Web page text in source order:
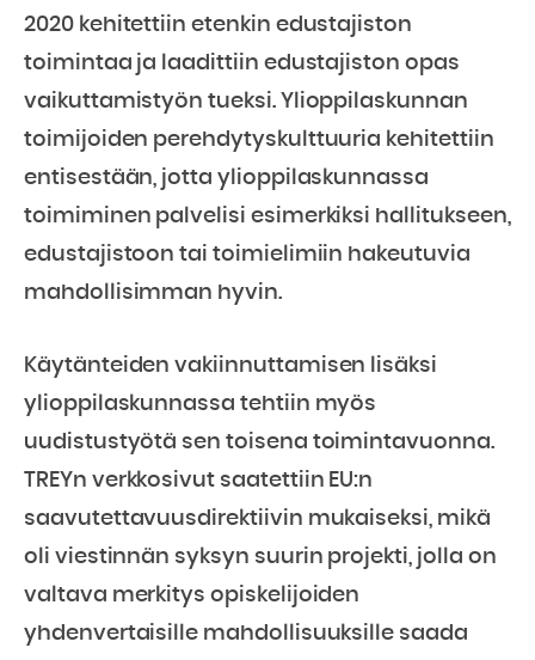
2020 kehitettiin etenkin edustajiston
toimintaa ja laadittiin edustajiston opas
vaikuttamistyön tueksi. Ylioppilaskunnan
toimijoiden perehdytyskulttuuria kehitettiin
entisestään, jotta ylioppilaskunnassa
toimiminen palvelisi esimerkiksi hallitukseen,
edustajistoon tai toimielimiin hakeutuvia
mahdollisimman hyvin.
Käytänteiden vakiinnuttamisen lisäksi
ylioppilaskunnassa tehtiin myös
uudistustyötä sen toisena toimintavuonna.
TREYn verkkosivut saatettiin EU:n
saavutettavuusdirektiivin mukaiseksi, mikä
oli viestinnän syksyn suurin projekti, jolla on
valtava merkitys opiskelijoiden
yhdenvertaisille mahdollisuuksille saada